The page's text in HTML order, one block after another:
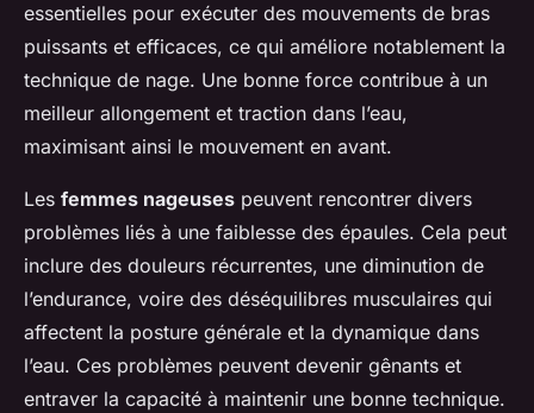
essentielles pour exécuter des mouvements de bras
puissants et efficaces, ce qui améliore notablement la
technique de nage. Une bonne force contribue à un
meilleur allongement et traction dans l’eau,
maximisant ainsi le mouvement en avant.
Les femmes nageuses peuvent rencontrer divers
problèmes liés à une faiblesse des épaules. Cela peut
inclure des douleurs récurrentes, une diminution de
l’endurance, voire des déséquilibres musculaires qui
affectent la posture générale et la dynamique dans
l’eau. Ces problèmes peuvent devenir gênants et
entraver la capacité à maintenir une bonne technique.